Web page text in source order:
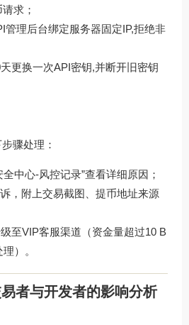
求；
管理后台绑定服务器固定IP,拒绝非
天更换一次API密钥,并断开旧密钥
骤处理：
中心-风控记录”查看详细原因；
，附上交易截图、提币地址来源
至VIP客服渠道（资金量超过10 B
）。
者与开发者的影响分析